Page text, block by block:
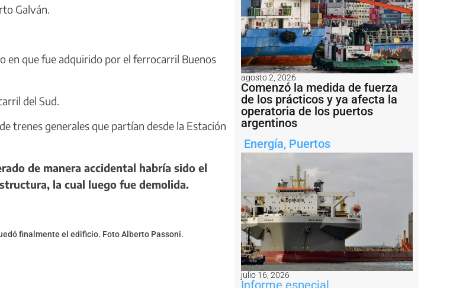
Galván.
en que fue adquirido por el ferrocarril Buenos
del Sud.
trenes generales que partían desde la Estación
de manera accidental habría sido el
la cual luego fue demolida.
finalmente el edificio. Foto Alberto Passoni.
agosto 2, 2026
Comenzó la medida de fuerza
de los prácticos y ya afecta la
operatoria de los puertos
argentinos
Energía, Puertos
julio 16, 2026
Informe especial